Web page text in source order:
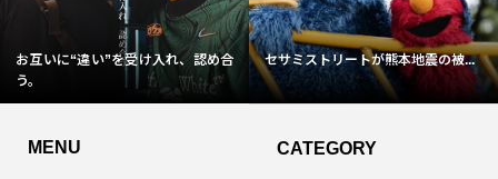
お互いに“違い”を受け入れ、認め合
う。
セサミストリートが熊本地震の被...
MENU CATEGORY